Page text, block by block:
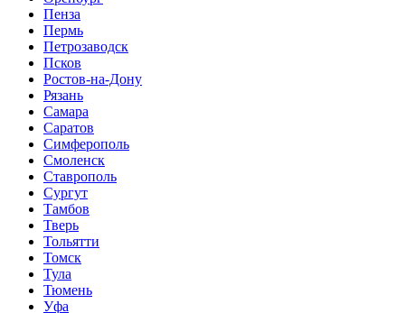
Пенза
Пермь
Петрозаводск
Псков
Ростов-на-Дону
Рязань
Самара
Саратов
Симферополь
Смоленск
Ставрополь
Сургут
Тамбов
Тверь
Тольятти
Томск
Тула
Тюмень
Уфа